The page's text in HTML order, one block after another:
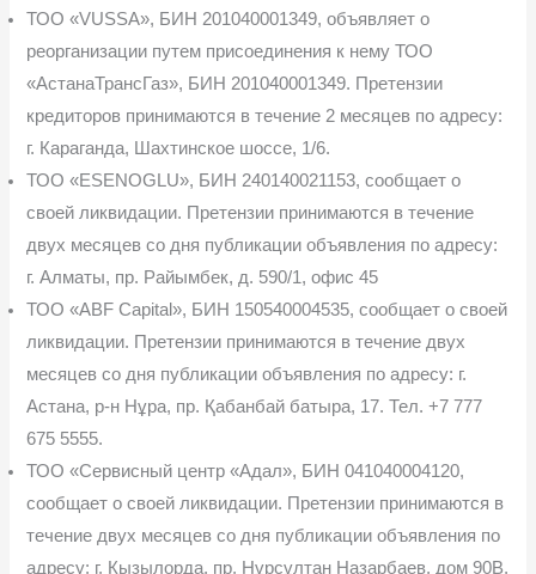
ТОО «VUSSA», БИН 201040001349, объявляет о
реорганизации путем присоеди­нения к нему ТОО
«АстанаТрансГаз», БИН 201040001349. Претензии
кредиторов принима­ются в течение 2 месяцев по адресу:
г. Караганда, Шахтинское шоссе, 1/6.
ТОО «ESENOGLU», БИН 240140021153, сообщает о
своей ликвидации. Претен­зии принимаются в течение
двух месяцев со дня публикации объявления по адресу:
г. Алма­ты, пр. Райымбек, д. 590/1, офис 45
ТОО «ABF Capital», БИН 150540004535, сообщает о своей
ликвидации. Претензии принимаются в течение двух
месяцев со дня публикации объявления по адресу: г.
Астана, р-н Нұра, пр. Қабанбай батыра, 17. Тел. +7 777
675 5555.
ТОО «Сервисный центр «Адал», БИН 041040004120,
сообщает о своей ликвида­ции. Претензии принимаются в
течение двух месяцев со дня публикации объявления по
адресу: г. Кызылорда, пр. Нұрсұлтан Назарбаев, дом 90В,